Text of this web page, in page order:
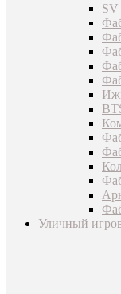
Уличный